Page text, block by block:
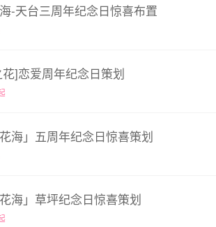
-天台三周年纪念日惊喜布置
]恋爱周年纪念日策划
花海」五周年纪念日惊喜策划
花海」草坪纪念日惊喜策划